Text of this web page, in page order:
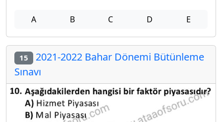
A B C D E
15 2021-2022 Bahar Dönemi Bütünleme
Sınavı